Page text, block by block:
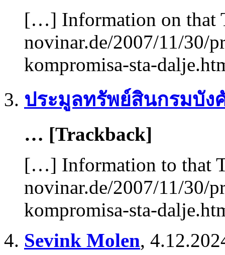
[…] Information on that
novinar.de/2007/11/30/
kompromisa-sta-
ประมูลทรัพย์สินกรมบัง
… [Trackback]
[…] Information to that
novinar.de/2007/11/30/
kompromisa-sta-
Sevink Molen,